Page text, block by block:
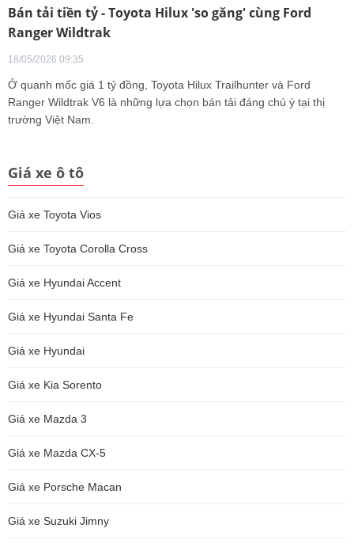
Bán tải tiền tỷ - Toyota Hilux 'so găng' cùng Ford
Ranger Wildtrak
18/05/2026 09:35
Ở quanh mốc giá 1 tỷ đồng, Toyota Hilux Trailhunter và Ford
Ranger Wildtrak V6 là những lựa chọn bán tải đáng chú ý tại thị
trường Việt Nam.
Giá xe ô tô
Giá xe Toyota Vios
Giá xe Toyota Corolla Cross
Giá xe Hyundai Accent
Giá xe Hyundai Santa Fe
Giá xe Hyundai
Giá xe Kia Sorento
Giá xe Mazda 3
Giá xe Mazda CX-5
Giá xe Porsche Macan
Giá xe Suzuki Jimny